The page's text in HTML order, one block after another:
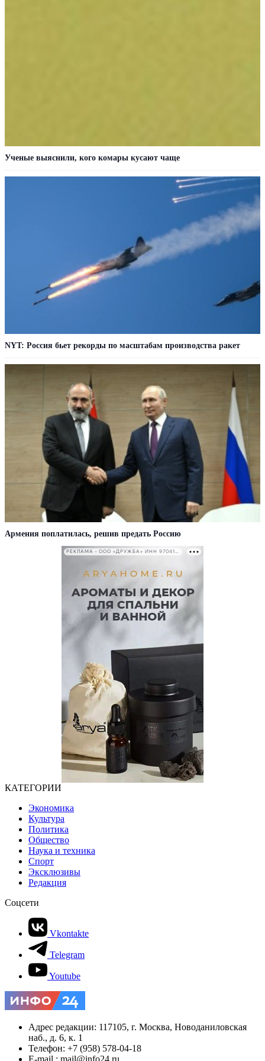
Ученые выяснили, кого комары кусают чаще
NYT: Россия бьет рекорды по масштабам производства ракет
Армения поплатилась, решив предать Россию
РЕКЛАМА • ООО «ДРУЖБА» ИНН 9704146411
КАТЕГОРИИ
Экономика
Культура
Политика
Общество
Наука и техника
Спорт
Эксклюзивы
Редакция
Соцсети
Vkontakte
Telegram
Youtube
Адрес редакции: 117105, г. Москва, Новоданиловская
наб., д. 6, к. 1
Телефон: +7 (958) 578-04-18
E-mail.: mail@info24.ru